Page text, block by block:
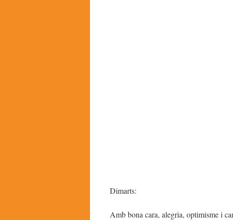
Dimarts:
Amb bona cara, alegria, optimisme i